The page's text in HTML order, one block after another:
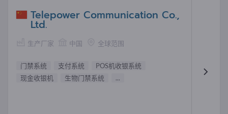
Telepower Communication Co.,
Ltd.
生产厂家 中国 全球范围
门禁系统 支付系统
POS机收银系统
现金收银机
生物门禁系统 ...